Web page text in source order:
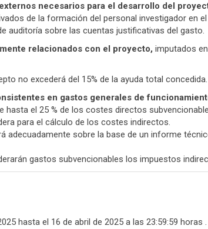
necesarios para el desarrollo del
de la formación del personal investigador en
auditoría sobre las cuentas justificativas del gasto.
relacionados con el proyecto, imputados
no excederá del 15% de la ayuda total concedida.
en gastos generales de
hasta el 25 % de los costes directos
para el cálculo de los costes indirectos.
adecuadamente sobre la base de un informe
gastos subvencionables los impuestos
hasta el 16 de abril de 2025 a las 23:59:59